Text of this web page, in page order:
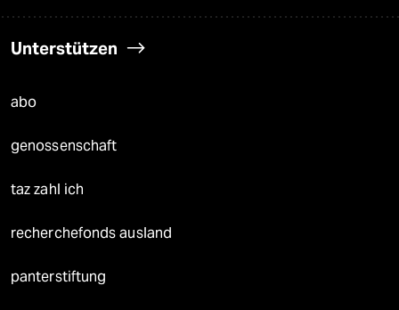
Unterstützen
abo
genossenschaft
taz zahl ich
recherchefonds ausland
panterstiftung